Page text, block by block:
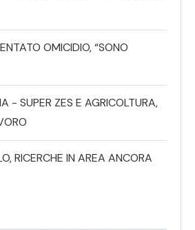
OMICIDIO, “SONO
- SUPER ZES E AGRICOLTURA,
RICERCHE IN AREA ANCORA